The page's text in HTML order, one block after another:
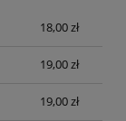
18,00 zł
19,00 zł
19,00 zł